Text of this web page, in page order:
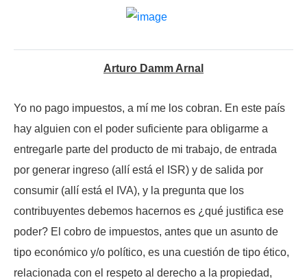
Arturo Damm Arnal
Yo no pago impuestos, a mí me los cobran. En este país
hay alguien con el poder suficiente para obligarme a
entregarle parte del producto de mi trabajo, de entrada
por generar ingreso (allí está el ISR) y de salida por
consumir (allí está el IVA), y la pregunta que los
contribuyentes debemos hacernos es ¿qué justifica ese
poder? El cobro de impuestos, antes que un asunto de
tipo económico y/o político, es una cuestión de tipo ético,
relacionada con el respeto al derecho a la propiedad,